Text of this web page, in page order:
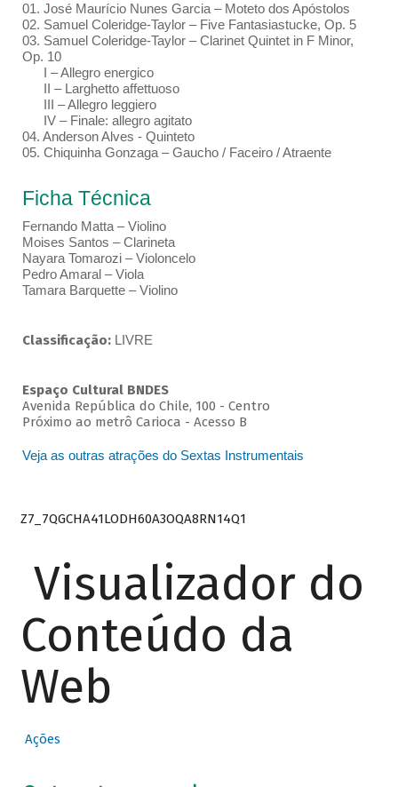
01. José Maurício Nunes Garcia – Moteto dos Apóstolos
02. Samuel Coleridge-Taylor – Five Fantasiastucke, Op. 5
03. Samuel Coleridge-Taylor – Clarinet Quintet in F Minor,
Op. 10
I – Allegro energico
II – Larghetto affettuoso
III – Allegro leggiero
IV – Finale: allegro agitato
04. Anderson Alves - Quinteto
05. Chiquinha Gonzaga – Gaucho / Faceiro / Atraente
Ficha Técnica
Fernando Matta – Violino
Moises Santos – Clarineta
Nayara Tomarozi – Violoncelo
Pedro Amaral – Viola
Tamara Barquette – Violino
Classificação: LIVRE
Espaço Cultural BNDES
Avenida República do Chile, 100 - Centro
Próximo ao metrô Carioca - Acesso B
Veja as outras atrações do Sextas Instrumentais
Z7_7QGCHA41LODH60A3OQA8RN14Q1
Visualizador do
Conteúdo da
Web
Ações